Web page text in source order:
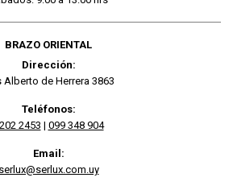
BRAZO ORIENTAL
Dirección:
Alberto de Herrera 3863
Teléfonos:
2453 | 099 348 904
Email:
serlux@serlux.com.uy